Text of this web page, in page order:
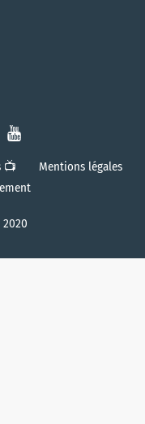
📺
Mentions légales